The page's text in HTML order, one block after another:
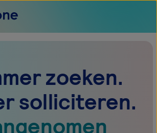
zoeken.
solliciteren.